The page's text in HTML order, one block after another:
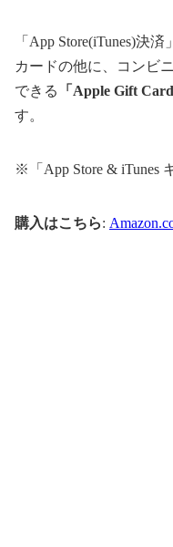
「App Store(iTunes)決
カードの他に、コンビ
できる
「Apple Gift
す。
※「App Store & iTunes
購入はこちら: